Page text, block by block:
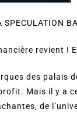
SPECULATION
revient !
des palais
Mais il y a
de